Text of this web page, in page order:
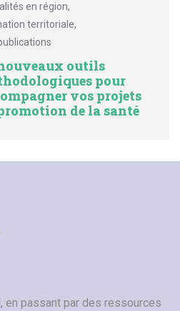
en région,
territoriale,
outils
pour
vos projets
de la santé
en passant par des ressources